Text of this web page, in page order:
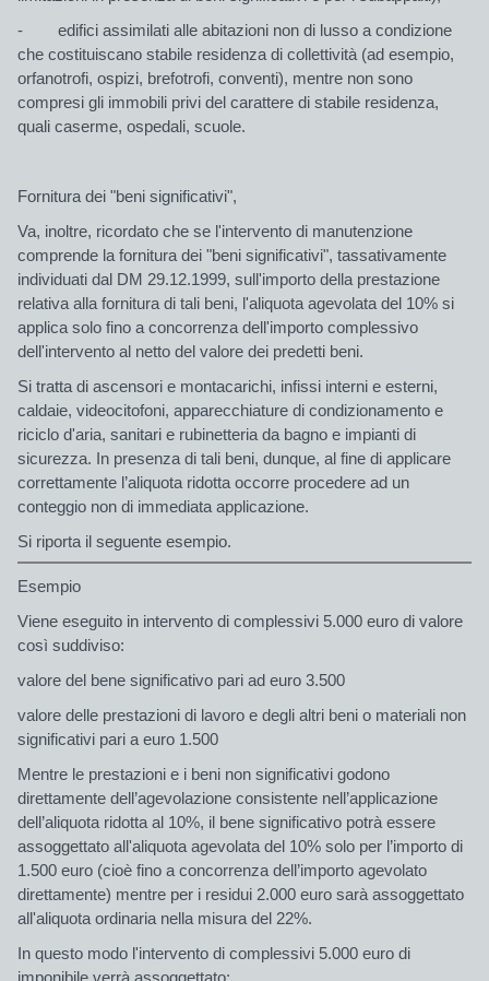
- edifici assimilati alle abitazioni non di lusso a condizione
che costituiscano stabile residenza di collettività (ad esempio,
orfanotrofi, ospizi, brefotrofi, conventi), mentre non sono
compresi gli immobili privi del carattere di stabile residenza,
quali caserme, ospedali, scuole.
Fornitura dei "beni significativi",
Va, inoltre, ricordato che se l'intervento di manutenzione
comprende la fornitura dei "beni significativi", tassativamente
individuati dal DM 29.12.1999, sull'importo della prestazione
relativa alla fornitura di tali beni, l'aliquota agevolata del 10% si
applica solo fino a concorrenza dell'importo complessivo
dell'intervento al netto del valore dei predetti beni.
Si tratta di ascensori e montacarichi, infissi interni e esterni,
caldaie, videocitofoni, apparecchiature di condizionamento e
riciclo d'aria, sanitari e rubinetteria da bagno e impianti di
sicurezza. In presenza di tali beni, dunque, al fine di applicare
correttamente l’aliquota ridotta occorre procedere ad un
conteggio non di immediata applicazione.
Si riporta il seguente esempio.
Esempio
Viene eseguito in intervento di complessivi 5.000 euro di valore
così suddiviso:
valore del bene significativo pari ad euro 3.500
valore delle prestazioni di lavoro e degli altri beni o materiali non
significativi pari a euro 1.500
Mentre le prestazioni e i beni non significativi godono
direttamente dell’agevolazione consistente nell’applicazione
dell’aliquota ridotta al 10%, il bene significativo potrà essere
assoggettato all'aliquota agevolata del 10% solo per l’importo di
1.500 euro (cioè fino a concorrenza dell’importo agevolato
direttamente) mentre per i residui 2.000 euro sarà assoggettato
all'aliquota ordinaria nella misura del 22%.
In questo modo l'intervento di complessivi 5.000 euro di